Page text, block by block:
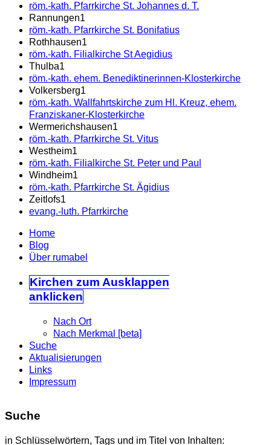
röm.-kath. Pfarrkirche St. Johannes d. T.
Rannungen1
röm.-kath. Pfarrkirche St. Bonifatius
Rothhausen1
röm.-kath. Filialkirche St Aegidius
Thulba1
röm.-kath. ehem. Benediktinerinnen-Klosterkirche
Volkersberg1
röm.-kath. Wallfahrtskirche zum Hl. Kreuz, ehem.
Franziskaner-Klosterkirche
Wermerichshausen1
röm.-kath. Pfarrkirche St. Vitus
Westheim1
röm.-kath. Filialkirche St. Peter und Paul
Windheim1
röm.-kath. Pfarrkirche St. Ägidius
Zeitlofs1
evang.-luth. Pfarrkirche
Home
Blog
Über rumabel
Kirchen zum Ausklappen
anklicken
Nach Ort
Nach Merkmal [beta]
Suche
Aktualisierungen
Links
Impressum
Suche
in Schlüsselwörtern, Tags und im Titel von Inhalten: